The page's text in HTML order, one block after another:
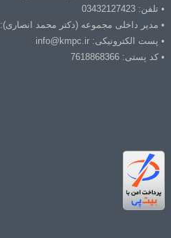
• تلفن: 03432127423
• مدیر داخلی مجموعه (دکتر محمد انصاری): 09135001840
• پست الکترونیکی: info@kmpc.ir
• کد پستی: 7618868366